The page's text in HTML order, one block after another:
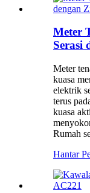
Meter
Serasi
Meter
kuasa
elektrik
terus
kuasa
Rumah
Hantar